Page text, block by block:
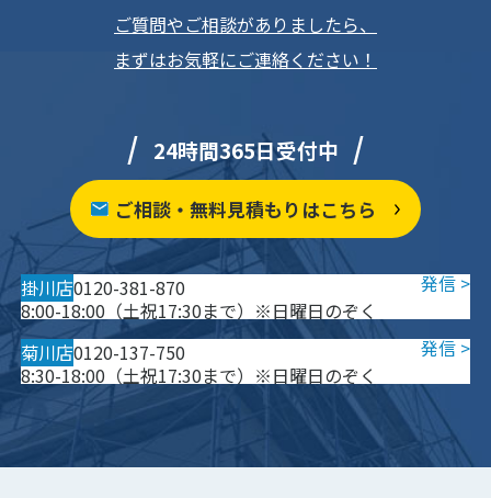
ご質問やご相談がありましたら、
まずはお気軽にご連絡ください！
24時間365日受付中
ご相談・無料見積もりはこちら
掛川店0120-381-870
8:00-18:00（土祝17:30まで）※日曜日のぞく
菊川店0120-137-750
8:30-18:00（土祝17:30まで）※日曜日のぞく